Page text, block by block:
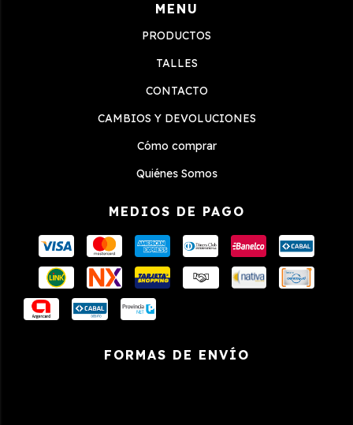
MENU
PRODUCTOS
TALLES
CONTACTO
CAMBIOS Y DEVOLUCIONES
Cómo comprar
Quiénes Somos
MEDIOS DE PAGO